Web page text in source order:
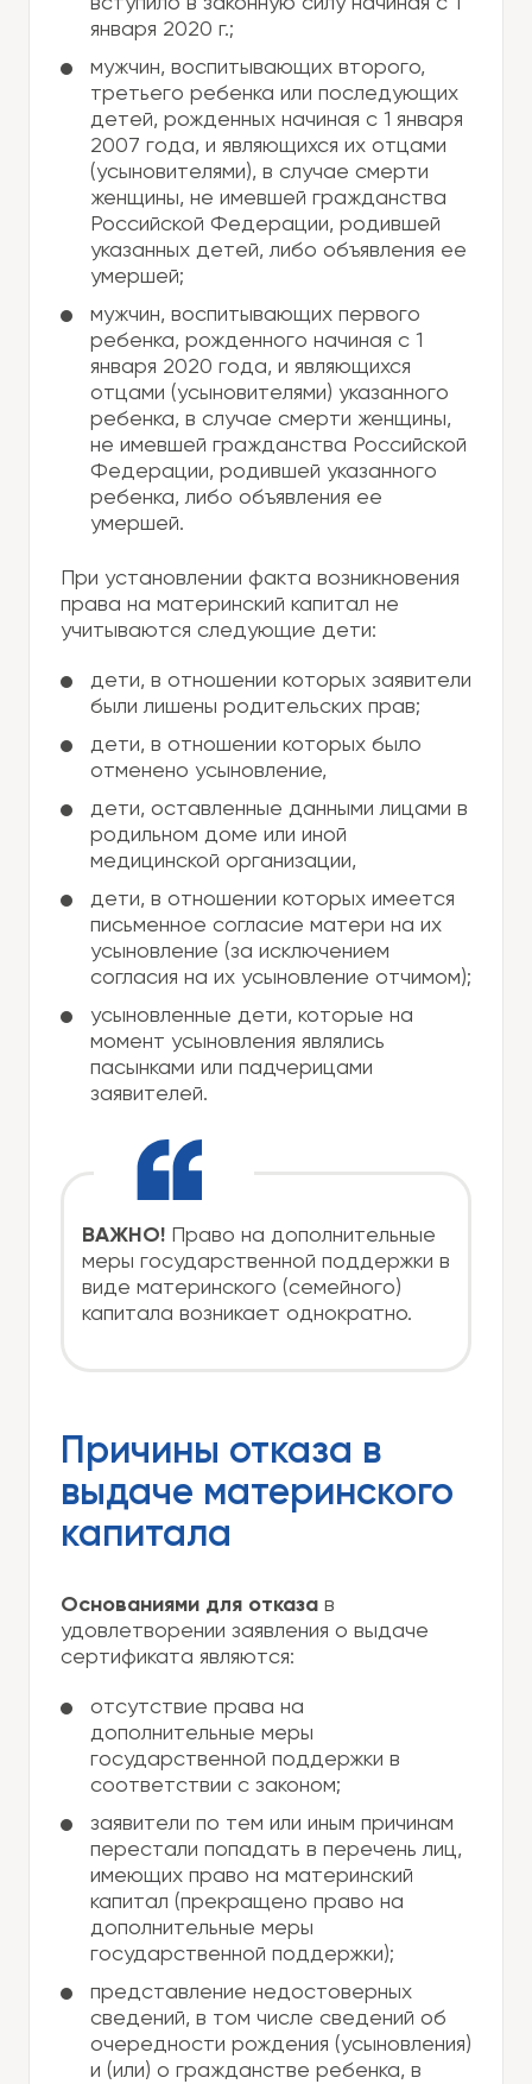
января 2020 г.;
мужчин, воспитывающих второго,
третьего ребенка или последующих
детей, рожденных начиная с 1 января
2007 года, и являющихся их отцами
(усыновителями), в случае смерти
женщины, не имевшей гражданства
Российской Федерации, родившей
указанных детей, либо объявления ее
умершей;
мужчин, воспитывающих первого
ребенка, рожденного начиная с 1
января 2020 года, и являющихся
отцами (усыновителями) указанного
ребенка, в случае смерти женщины,
не имевшей гражданства Российской
Федерации, родившей указанного
ребенка, либо объявления ее
умершей.
При установлении факта возникновения
права на материнский капитал не
учитываются следующие дети:
дети, в отношении которых заявители
были лишены родительских прав;
дети, в отношении которых было
отменено усыновление,
дети, оставленные данными лицами в
родильном доме или иной
медицинской организации,
дети, в отношении которых имеется
письменное согласие матери на их
усыновление (за исключением
согласия на их усыновление отчимом);
усыновленные дети, которые на
момент усыновления являлись
пасынками или падчерицами
заявителей.
ВАЖНО! Право на дополнительные
меры государственной поддержки в
виде материнского (семейного)
капитала возникает однократно.
Причины отказа в
выдаче материнского
капитала
Основаниями для отказа в
удовлетворении заявления о выдаче
сертификата являются:
отсутствие права на
дополнительные меры
государственной поддержки в
соответствии с законом;
заявители по тем или иным причинам
перестали попадать в перечень лиц,
имеющих право на материнский
капитал (прекращено право на
дополнительные меры
государственной поддержки);
представление недостоверных
сведений, в том числе сведений об
очередности рождения (усыновления)
и (или) о гражданстве ребенка, в